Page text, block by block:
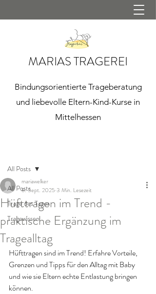
MARIAS TRAGEREI
Bindungsorientierte Trageberatung
und liebevolle Eltern-Kind-Kurse in
Mittelhessen
All Posts
Trage des Tages
Tragewissen
All Posts
Hüfttragen im Trend -
praktische Ergänzung im
Tragealltag
mariawelker
8. Sept. 2025 3 Min. Lesezeit
Hüfttragen sind im Trend! Erfahre Vorteile,
Grenzen und Tipps für den Alltag mit Baby
und wie sie Eltern echte Entlastung bringen
können.